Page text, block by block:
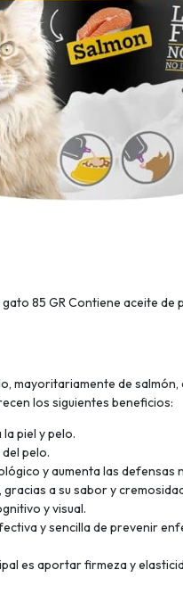
85 GR Contiene aceite
mayoritariamente de
los siguientes beneficios:
piel y pelo.
pelo.
y aumenta las defensas
a su sabor y
y visual.
y sencilla de prevenir
es aportar firmeza y